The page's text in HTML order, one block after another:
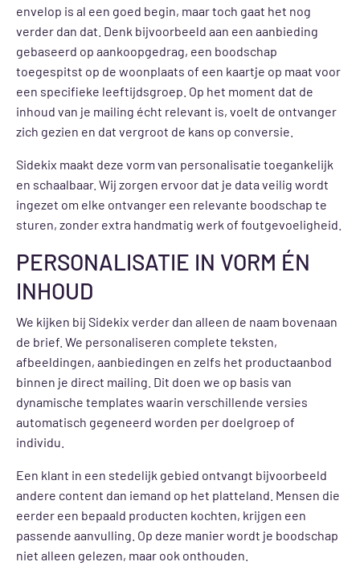
envelop is al een goed begin, maar toch gaat het nog
verder dan dat. Denk bijvoorbeeld aan een aanbieding
gebaseerd op aankoopgedrag, een boodschap
toegespitst op de woonplaats of een kaartje op maat voor
een specifieke leeftijdsgroep. Op het moment dat de
inhoud van je mailing écht relevant is, voelt de ontvanger
zich gezien en dat vergroot de kans op conversie.
Sidekix maakt deze vorm van personalisatie toegankelijk
en schaalbaar. Wij zorgen ervoor dat je data veilig wordt
ingezet om elke ontvanger een relevante boodschap te
sturen, zonder extra handmatig werk of foutgevoeligheid.
PERSONALISATIE IN VORM ÉN
INHOUD
We kijken bij Sidekix verder dan alleen de naam bovenaan
de brief. We personaliseren complete teksten,
afbeeldingen, aanbiedingen en zelfs het productaanbod
binnen je direct mailing. Dit doen we op basis van
dynamische templates waarin verschillende versies
automatisch gegeneerd worden per doelgroep of
individu.
Een klant in een stedelijk gebied ontvangt bijvoorbeeld
andere content dan iemand op het platteland. Mensen die
eerder een bepaald producten kochten, krijgen een
passende aanvulling. Op deze manier wordt je boodschap
niet alleen gelezen, maar ook onthouden.